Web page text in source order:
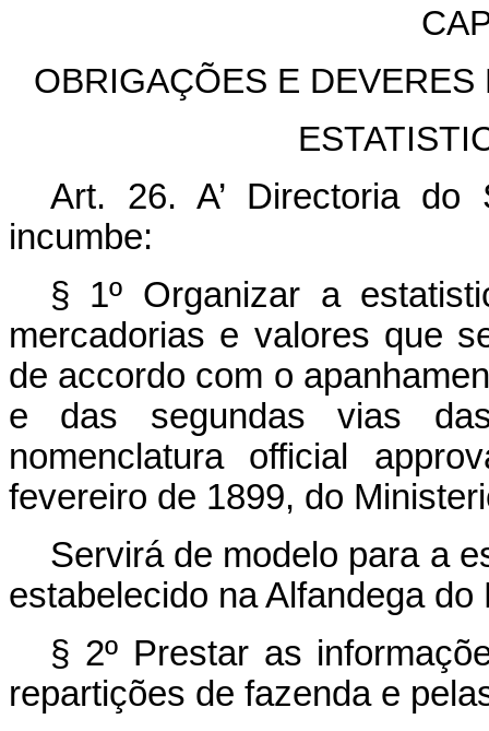
OBRIGAÇÕES E
Art. 26. A’ Directoria do
incumbe:
§ 1º Organizar a
mercadorias e valores que
de accordo com o
e das segundas vias
nomenclatura official
fevereiro de 1899, do
Servirá de modelo para a
estabelecido na Alfandega do
§ 2º Prestar as
repartições de fazenda e